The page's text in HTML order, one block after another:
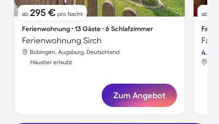
ab 295 € pro Nacht
Ferienwohnung ∙ 13 Gäste ∙ 6 Schlafzimmer
Ferienwohnung Sirch
Bobingen, Augsburg, Deutschland
Haustier erlaubt
Zum Angebot
ab
4.8